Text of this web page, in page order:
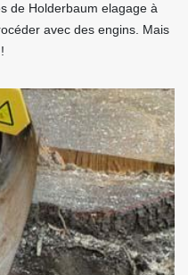
de Holderbaum elagage à
avec des engins. Mais